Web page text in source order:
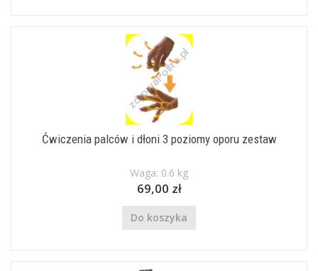
Ćwiczenia palców i dłoni 3 poziomy oporu zestaw
Waga: 0.6 kg
69,00 zł
Do koszyka